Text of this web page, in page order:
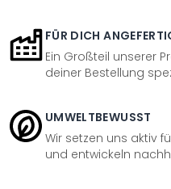
FÜR DICH
Ein Großteil unserer
deiner Bestellung
UMWELTBEWUSST
Wir setzen uns aktiv
und entwickeln